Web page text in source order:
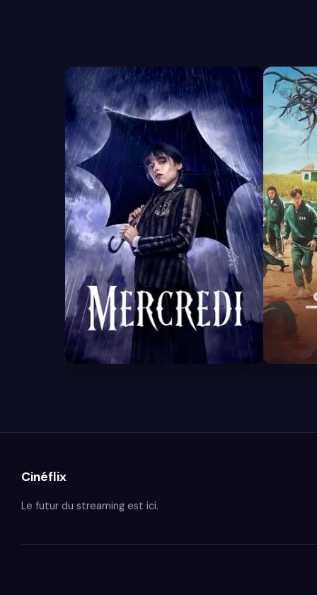
8.4
Cinéflix
Le futur du streaming est ici.